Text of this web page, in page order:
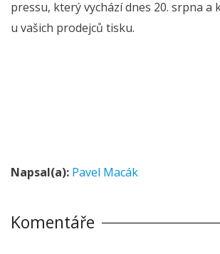
pressu, který vychází dnes 20. srpna a
u vašich prodejců tisku.
Napsal(a): Pavel Macák
Komentáře